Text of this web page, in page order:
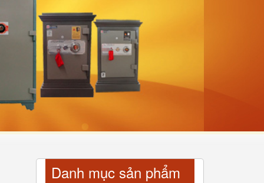
Danh mục sản phẩm